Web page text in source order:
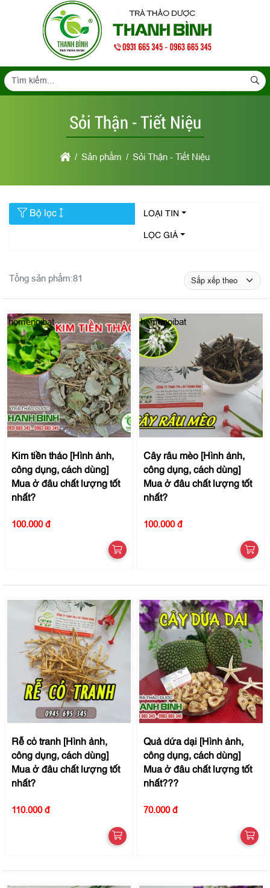
Sỏi Thận - Tiết Niệu
Sản phẩm Sỏi Thận - Tiết Niệu
Bộ lọc LOẠI TIN
LỌC GIÁ
Tổng sản phẩm:81
homenoibat
Kim tiền thảo [Hình ảnh,
công dụng, cách dùng]
Mua ở đâu chất lượng tốt
nhất?
100.000 đ
homenoibat
Cây râu mèo [Hình ảnh,
công dụng, cách dùng]
Mua ở đâu chất lượng tốt
nhất?
100.000 đ
Rễ cỏ tranh [Hình ảnh,
công dụng, cách dùng]
Mua ở đâu chất lượng tốt
nhất?
110.000 đ
Quả dứa dại [Hình ảnh,
công dụng, cách dùng]
Mua ở đâu chất lượng tốt
nhất???
70.000 đ